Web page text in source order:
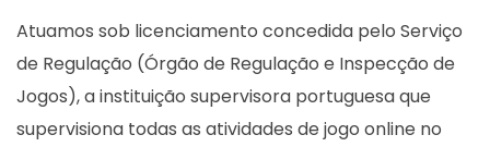
Atuamos sob licenciamento concedida pelo Serviço
de Regulação (Órgão de Regulação e Inspecção de
Jogos), a instituição supervisora portuguesa que
supervisiona todas as atividades de jogo online no